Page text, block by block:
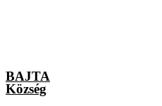
BAJTA
Község